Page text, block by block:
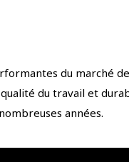
du marché
du travail et
années.